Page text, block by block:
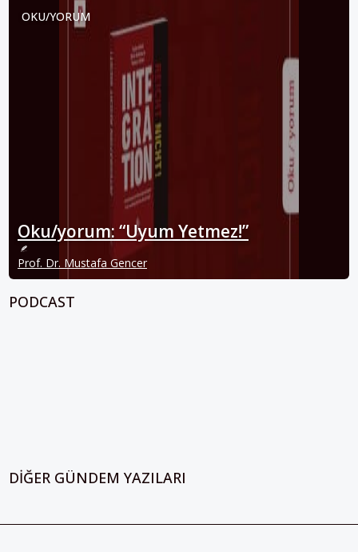
OKU/YORUM
Oku/yorum: “Uyum Yetmez!”
Prof. Dr. Mustafa Gencer
PODCAST
DIĞER GÜNDEM YAZILARI